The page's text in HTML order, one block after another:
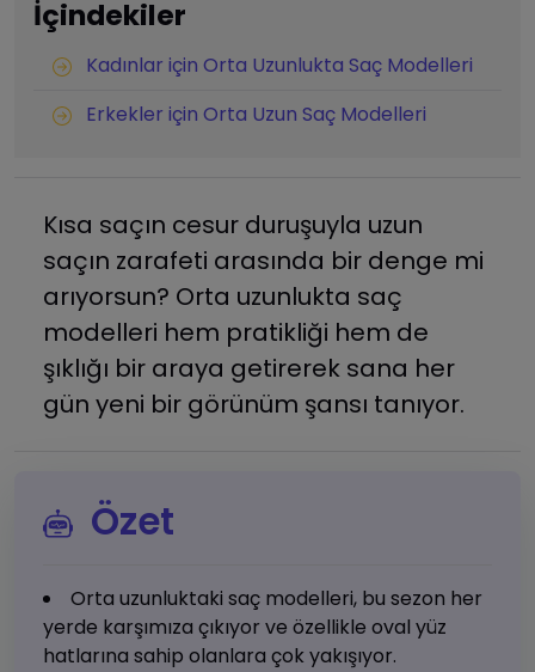
İçindekiler
Kadınlar için Orta Uzunlukta Saç Modelleri
Erkekler için Orta Uzun Saç Modelleri
Kısa saçın cesur duruşuyla uzun
saçın zarafeti arasında bir denge mi
arıyorsun? Orta uzunlukta saç
modelleri hem pratikliği hem de
şıklığı bir araya getirerek sana her
gün yeni bir görünüm şansı tanıyor.
Özet
Orta uzunluktaki saç modelleri, bu sezon her
yerde karşımıza çıkıyor ve özellikle oval yüz
hatlarına sahip olanlara çok yakışıyor.